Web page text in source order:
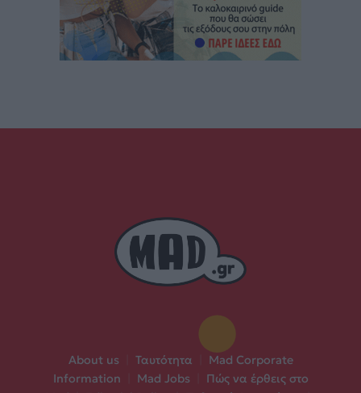
About us Ταυτότητα
Mad Corporate
Information
Mad Jobs
Πώς να έρθεις στο